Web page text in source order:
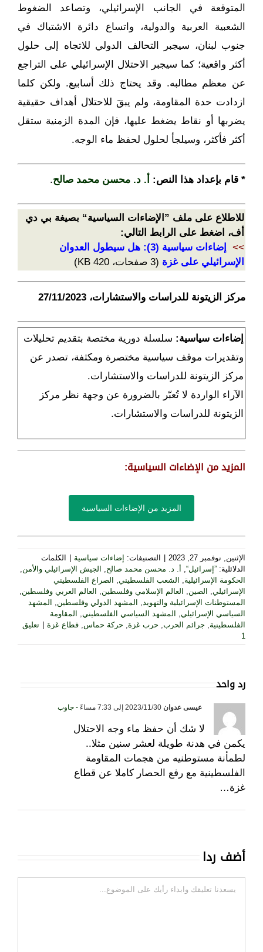
المتوقعة في الجانب الإسرائيلي، وتصاعد الضغوط
الشعبية العربية والدولية، واتساع دائرة الاشتباك في
جنوب لبنان، سيجبر التحالف الدولي للاتجاه إلى حلول
أكثر واقعية؛ كما سيجبر الاحتلال الإسرائيلي على التراجع
عن معظم مطالبه. وقد يحتاج ذلك أسابيع. ولكن كلما
ازدادت حدة المقاومة، ولم يبقَ للاحتلال أهداف حقيقية
يضربها أو نقاط يضغط عليها، فإن المدة الزمنية ستقل
أكثر فأكثر، وسيلجأ لحلول لحفظ ماء الوجه.
* قام بإعداد هذا النص: أ. د. محسن محمد صالح.
للاطلاع على ملف ”الإضاءات السياسية“ بصيغة بي دي
أف، اضغط على الرابط التالي:
>>
إضاءات سياسية (3): هل سيطول العدوان
الإسرائيلي على غزة (3 صفحات، 420 KB)
مركز الزيتونة للدراسات والاستشارات، 27/11/2023
إضاءات سياسية: سلسلة دورية مختصة بتقديم تحليلات
وتقديرات موقف سياسية مختصرة ومكثفة، تصدر عن
مركز الزيتونة للدراسات والاستشارات.
الآراء الواردة لا تُعبّر بالضرورة عن وجهة نظر مركز
الزيتونة للدراسات والاستشارات.
المزيد من الإضاءات السياسية:
المزيد من الإضاءات السياسية
الإثنين, نوفمبر 27, 2023 التصنيفات: إضاءات سياسية
الكلمات
الدلائلية: ”إسرائيل“, أ. د. محسن محمد صالح, الجيش الإسرائيلي والأمن,
الحكومة الإسرائيلية, الشعب الفلسطيني, الصراع الفلسطيني
الإسرائيلي, الصين, العالم الإسلامي وفلسطين, العالم العربي وفلسطين,
المستوطنات الإسرائيلية والتهويد, المشهد الدولي وفلسطين, المشهد
السياسي الإسرائيلي, المشهد السياسي الفلسطيني, المقاومة
الفلسطينية, جرائم الحرب, حرب غزة, حركة حماس, قطاع غزة
تعليق
1
رد واحد
عيسى عدوان - جاوب
لا شك أن حفظ ماء وجه الاحتلال
يكمن في هدنة طويلة لعشر سنين مثلا..
لطمأنة مستوطنيه من هجمات المقاومة
الفلسطينية مع رفع الحصار كاملا عن قطاع
غزة…
أضف ردا
تعليقات